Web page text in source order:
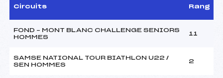
Circuits Rang
FOND – MONT BLANC CHALLENGE SENIORS
HOMMES
11
SAMSE NATIONAL TOUR BIATHLON U22 /
SEN HOMMES
2